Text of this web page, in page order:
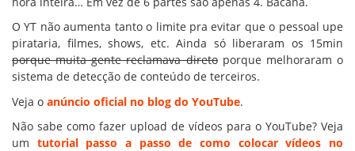
O YT não aumenta tanto o limite pra evitar que o pessoal upe
pirataria, filmes, shows, etc. Ainda só liberaram os 15min
porque muita gente reclamava diretoporque melhoraram o
sistema de detecção de conteúdo de terceiros.
Veja o anúncio oficial no blog do YouTube.
Não sabe como fazer upload de vídeos para o YouTube? Veja
um tutorial passo a passo de como colocar vídeos no